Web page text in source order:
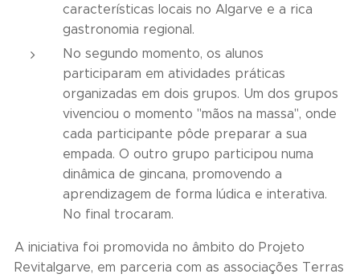
características locais no Algarve e a rica
gastronomia regional.
No segundo momento, os alunos
participaram em atividades práticas
organizadas em dois grupos. Um dos grupos
vivenciou o momento "mãos na massa", onde
cada participante pôde preparar a sua
empada. O outro grupo participou numa
dinâmica de gincana, promovendo a
aprendizagem de forma lúdica e interativa.
No final trocaram.
A iniciativa foi promovida no âmbito do Projeto
Revitalgarve, em parceria com as associações Terras